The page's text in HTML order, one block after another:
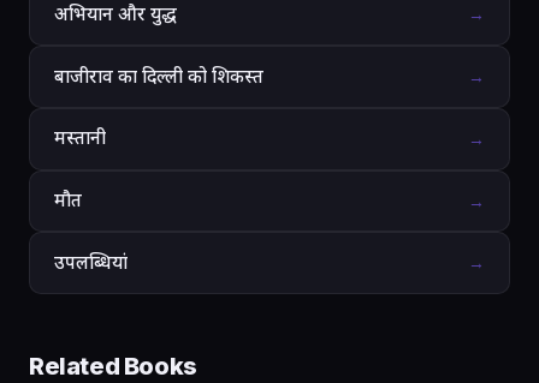
अभियान और युद्ध →
बाजीराव का दिल्ली को शिकस्त →
मस्तानी →
मौत →
उपलब्धियां →
Related Books